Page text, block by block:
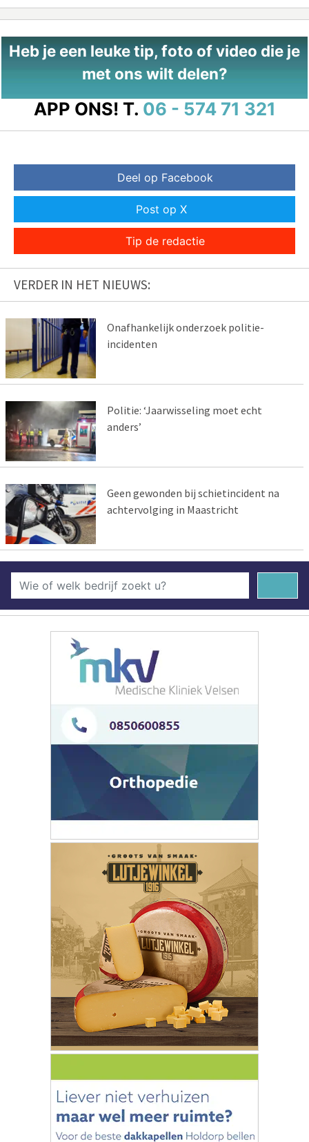
Heb je een leuke tip, foto of video die je
met ons wilt delen?
APP ONS! T. 06 - 574 71 321
Deel op Facebook
Post op X
Tip de redactie
VERDER IN HET NIEUWS:
Onafhankelijk onderzoek politie-
incidenten
Politie: ‘Jaarwisseling moet echt
anders’
Geen gewonden bij schietincident na
achtervolging in Maastricht